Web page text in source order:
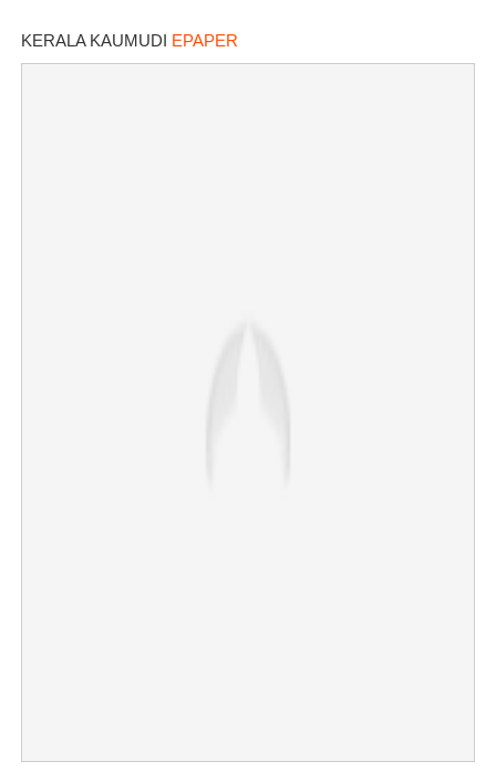
KERALA KAUMUDI EPAPER